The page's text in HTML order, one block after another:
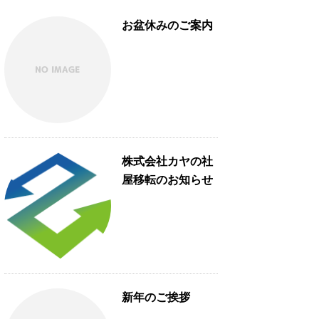
お盆休みのご案内
株式会社カヤの社
屋移転のお知らせ
新年のご挨拶